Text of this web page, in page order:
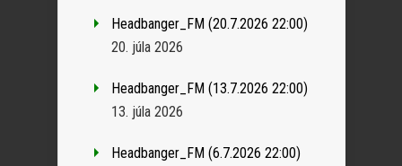
Headbanger_FM (20.7.2026 22:00)
20. júla 2026
Headbanger_FM (13.7.2026 22:00)
13. júla 2026
Headbanger_FM (6.7.2026 22:00)